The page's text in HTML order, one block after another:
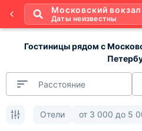
Московский вокзал
Даты неизвестны
Гостиницы рядом с
Расстояние
Отели от 3 000 до 5